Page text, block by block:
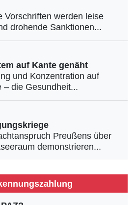
Vorschriften werden leise
drohende Sanktionen...
auf Kante genäht
und Konzentration auf
– die Gesundheit...
Preußens über
demonstrieren...